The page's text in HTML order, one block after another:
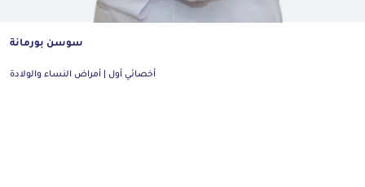
سوسن بورمانة
أخصائي أول | أمراض النساء والولادة